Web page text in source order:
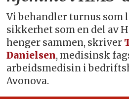
Vi behandler turnus som
sikkerhet som en del av
henger sammen, skriver
Danielsen, medisinsk
arbeidsmedisin i
Avonova.